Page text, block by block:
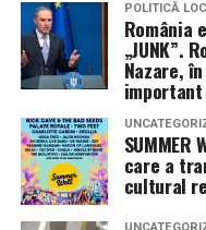
POLITICĂ
România
„JUNK”.
Nazare,
important
SUMMER
care a
cultural